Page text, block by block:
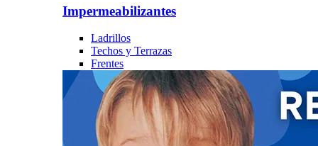
Impermeabilizantes
Ladrillos
Techos y Terrazas
Frentes